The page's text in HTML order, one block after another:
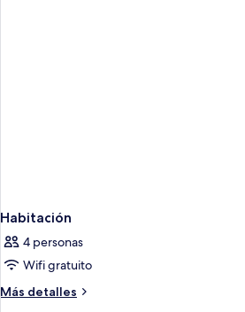
Habitación
4 personas
Wifi gratuito
Más detalles
Más